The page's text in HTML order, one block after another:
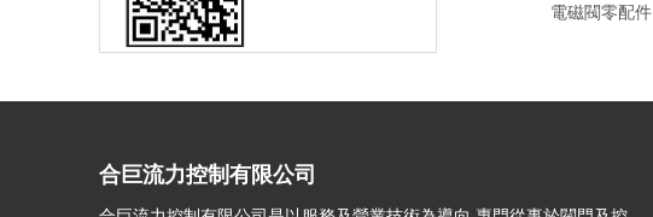
電磁閥零配件
合巨流力控制有限公司